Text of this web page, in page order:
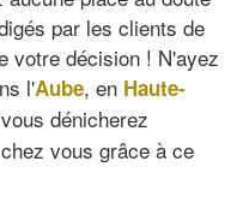
par les clients de
votre décision ! N'ayez
l'Aube, en Haute-
dénicherez
vous grâce à ce